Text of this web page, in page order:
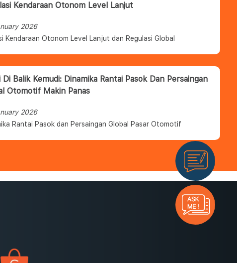
Kendaraan Otonom Level Lanjut
2026
Kendaraan Otonom Level Lanjut dan Regulasi Global
Di Balik Kemudi: Dinamika Rantai Pasok Dan Persaingan
Otomotif Makin Panas
2026
Rantai Pasok dan Persaingan Global Pasar Otomotif